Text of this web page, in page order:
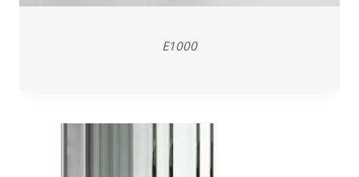
E1000